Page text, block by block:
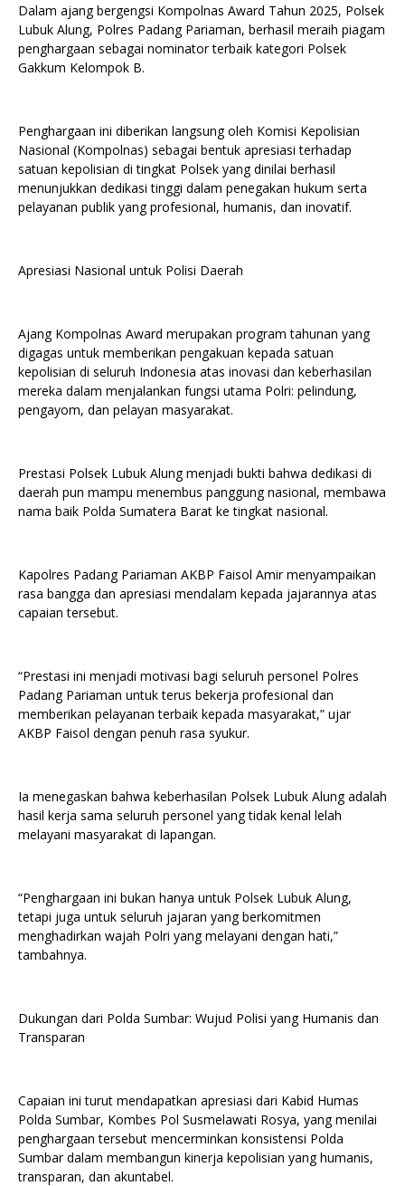
Dalam ajang bergengsi Kompolnas Award Tahun 2025, Polsek
Lubuk Alung, Polres Padang Pariaman, berhasil meraih piagam
penghargaan sebagai nominator terbaik kategori Polsek
Gakkum Kelompok B.
Penghargaan ini diberikan langsung oleh Komisi Kepolisian
Nasional (Kompolnas) sebagai bentuk apresiasi terhadap
satuan kepolisian di tingkat Polsek yang dinilai berhasil
menunjukkan dedikasi tinggi dalam penegakan hukum serta
pelayanan publik yang profesional, humanis, dan inovatif.
Apresiasi Nasional untuk Polisi Daerah
Ajang Kompolnas Award merupakan program tahunan yang
digagas untuk memberikan pengakuan kepada satuan
kepolisian di seluruh Indonesia atas inovasi dan keberhasilan
mereka dalam menjalankan fungsi utama Polri: pelindung,
pengayom, dan pelayan masyarakat.
Prestasi Polsek Lubuk Alung menjadi bukti bahwa dedikasi di
daerah pun mampu menembus panggung nasional, membawa
nama baik Polda Sumatera Barat ke tingkat nasional.
Kapolres Padang Pariaman AKBP Faisol Amir menyampaikan
rasa bangga dan apresiasi mendalam kepada jajarannya atas
capaian tersebut.
“Prestasi ini menjadi motivasi bagi seluruh personel Polres
Padang Pariaman untuk terus bekerja profesional dan
memberikan pelayanan terbaik kepada masyarakat,” ujar
AKBP Faisol dengan penuh rasa syukur.
Ia menegaskan bahwa keberhasilan Polsek Lubuk Alung adalah
hasil kerja sama seluruh personel yang tidak kenal lelah
melayani masyarakat di lapangan.
“Penghargaan ini bukan hanya untuk Polsek Lubuk Alung,
tetapi juga untuk seluruh jajaran yang berkomitmen
menghadirkan wajah Polri yang melayani dengan hati,”
tambahnya.
Dukungan dari Polda Sumbar: Wujud Polisi yang Humanis dan
Transparan
Capaian ini turut mendapatkan apresiasi dari Kabid Humas
Polda Sumbar, Kombes Pol Susmelawati Rosya, yang menilai
penghargaan tersebut mencerminkan konsistensi Polda
Sumbar dalam membangun kinerja kepolisian yang humanis,
transparan, dan akuntabel.